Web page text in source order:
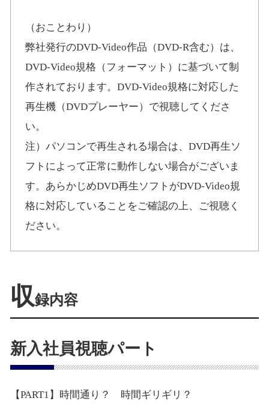
（おことわり）
弊社発行のDVD-Video作品（DVD-R含む）は、
DVD-Video規格（フォーマット）に基づいて制
作されております。DVD-Video規格に対応した
再生機（DVDプレーヤー）で視聴してくださ
い。
注）パソコンで再生される場合は、DVD再生ソ
フトによって正常に動作しない場合がございま
す。あらかじめDVD再生ソフトがDVD-Video規
格に対応していることをご確認の上、ご視聴く
ださい。
収録内容
新入社員視聴パート
【PART1】時間通り？ 時間ギリギリ？